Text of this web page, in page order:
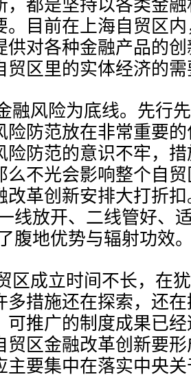
，都是坚持以各类金
。目前在上海自贸区
供对各种金融产品的
贸区里的实体经济的需
融风险为底线。先行
险防范放在非常重要
险防范的意识不牢，
么不光会影响整个自
改革创新安排大打折
线放开、二线管好、
腹地优势与辐射功效
区成立时间不长，在
多措施还在探索，还
可推广的制度成果已
贸区金融改革创新要
主要集中在落实中央